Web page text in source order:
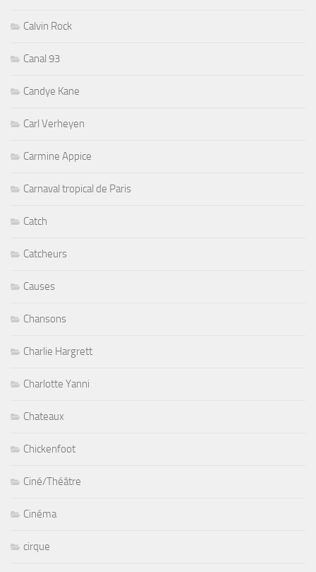
Calvin Rock
Canal 93
Candye Kane
Carl Verheyen
Carmine Appice
Carnaval tropical de Paris
Catch
Catcheurs
Causes
Chansons
Charlie Hargrett
Charlotte Yanni
Chateaux
Chickenfoot
Ciné/Théâtre
Cinéma
cirque